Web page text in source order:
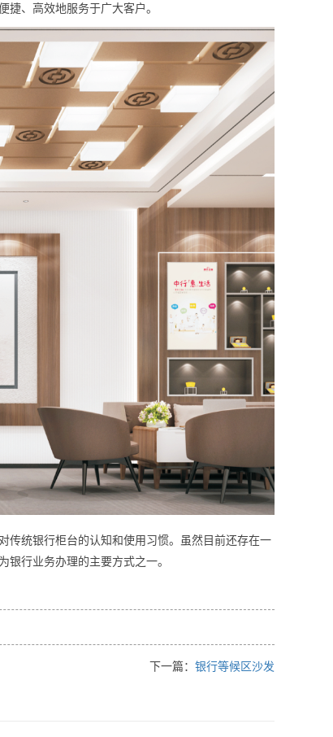
、高效地服务于广大客户。
统银行柜台的认知和使用习惯。虽然目前还存在一
行业务办理的主要方式之一。
下一篇： 银行等候区沙发